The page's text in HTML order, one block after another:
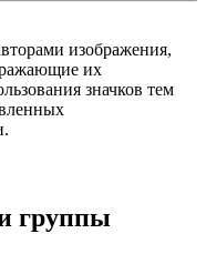
изображения,
их
значков тем
группы